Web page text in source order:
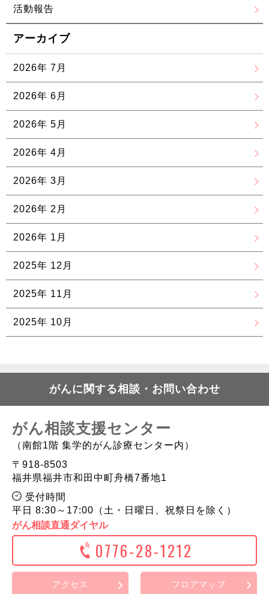
活動報告
アーカイブ
2026年 7月
2026年 6月
2026年 5月
2026年 4月
2026年 3月
2026年 2月
2026年 1月
2025年 12月
2025年 11月
2025年 10月
がんに関する相談・お問い合わせ
がん相談支援センター
（南館1階 集学的がん診療センター内）
〒918-8503
福井県福井市和田中町舟橋7番地1
受付時間
平日 8:30～17:00（土・日曜日、祝祭日を除く）
がん相談直通ダイヤル
0776-28-1212
アクセス フロアマップ